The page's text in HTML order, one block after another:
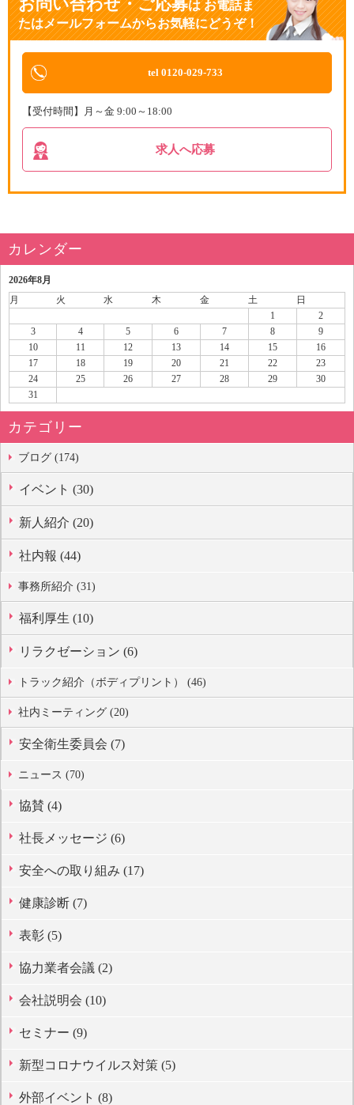
はお電話ま
たはメールフォームからお気軽にどうぞ！
tel 0120-029-733
【受付時間】月～金 9:00～18:00
求人へ応募
カレンダー
2026年8月
月
火 水 木 金 土
日
1
2
3
4 5 6 7 8
9
10
11 12 13 14 15
16
17
18 19 20 21 22
23
24
25 26 27 28 29
30
31
カテゴリー
ブログ (174)
イベント (30)
新人紹介 (20)
社内報 (44)
事務所紹介 (31)
福利厚生 (10)
リラクゼーション (6)
トラック紹介（ボディプリント） (46)
社内ミーティング (20)
安全衛生委員会 (7)
ニュース (70)
協賛 (4)
社長メッセージ (6)
安全への取り組み (17)
健康診断 (7)
表彰 (5)
協力業者会議 (2)
会社説明会 (10)
セミナー (9)
新型コロナウイルス対策 (5)
外部イベント (8)